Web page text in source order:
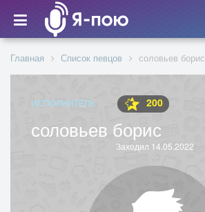
Главная Список певцов соловьев борис
ИСПОЛНИТЕЛЬ 200
соловьев борис
Заходил 14.05.2022